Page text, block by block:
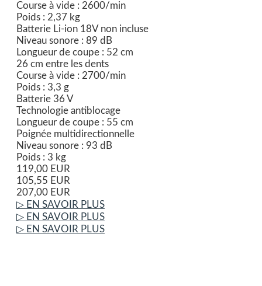
Course à vide : 2600/min
Poids : 2,37 kg
Batterie Li-ion 18V non incluse
Niveau sonore : 89 dB
Longueur de coupe : 52 cm
26 cm entre les dents
Course à vide : 2700/min
Poids : 3,3 g
Batterie 36 V
Technologie antiblocage
Longueur de coupe : 55 cm
Poignée multidirectionnelle
Niveau sonore : 93 dB
Poids : 3 kg
119,00 EUR
105,55 EUR
207,00 EUR
▷ EN SAVOIR PLUS
▷ EN SAVOIR PLUS
▷ EN SAVOIR PLUS